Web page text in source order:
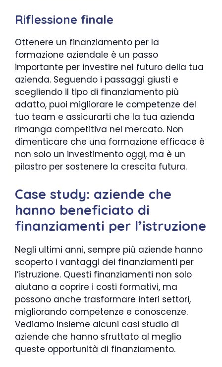
Riflessione finale
Ottenere un finanziamento per la
formazione aziendale è un passo
importante per investire nel futuro della tua
azienda. Seguendo i passaggi giusti e
scegliendo il tipo di finanziamento più
adatto, puoi migliorare le competenze del
tuo team e assicurarti che la tua azienda
rimanga competitiva nel mercato. Non
dimenticare che una formazione efficace è
non solo un investimento oggi, ma è un
pilastro per sostenere la crescita futura.
Case study: aziende che
hanno beneficiato di
finanziamenti per l’istruzione
Negli ultimi anni, sempre più aziende hanno
scoperto i vantaggi dei finanziamenti per
l’istruzione. Questi finanziamenti non solo
aiutano a coprire i costi formativi, ma
possono anche trasformare interi settori,
migliorando competenze e conoscenze.
Vediamo insieme alcuni casi studio di
aziende che hanno sfruttato al meglio
queste opportunità di finanziamento.